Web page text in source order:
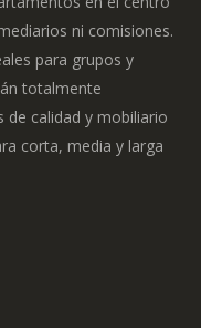
ni comisiones.
para grupos y
totalmente
de calidad y mobiliario
corta, media y larga